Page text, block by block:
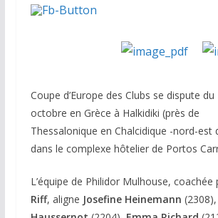
Coupe d’Europe des Clubs se dispute du
octobre en Grèce à Halkidiki (près de
Thessalonique en Chalcidique -nord-est
dans le complexe hôtelier de Portos
L’équipe de Philidor Mulhouse, coachée
Riff, aligne Josefine Heinemann (2308),